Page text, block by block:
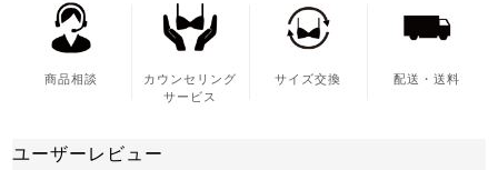
商品相談
カウンセリング
サービス
サイズ交換 配送・送料
ユーザーレビュー